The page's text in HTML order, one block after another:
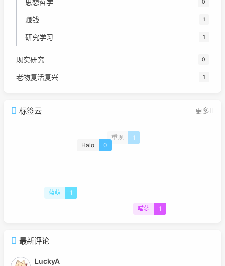
0
赚钱 1
研究学习 1
现实研究 0
老物复活复兴 1
标签云 更多
Halo 0
喵萝 1
重现 1
蓝萌 1
最新评论
LuckyA